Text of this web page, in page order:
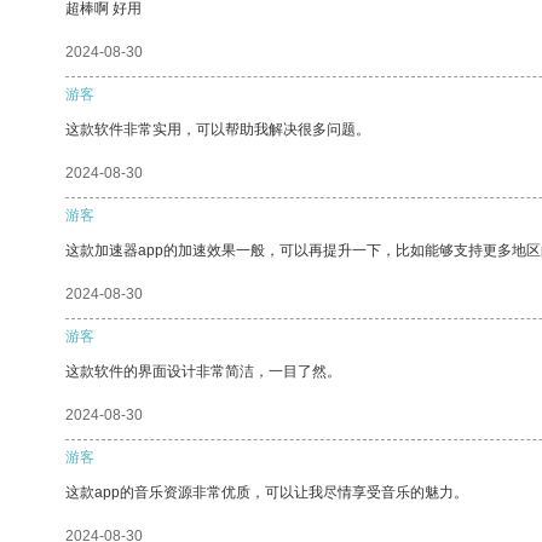
超棒啊 好用
2024-08-30
游客
这款软件非常实用，可以帮助我解决很多问题。
2024-08-30
游客
这款加速器app的加速效果一般，可以再提升一下，比如能够支持更多地区
2024-08-30
游客
这款软件的界面设计非常简洁，一目了然。
2024-08-30
游客
这款app的音乐资源非常优质，可以让我尽情享受音乐的魅力。
2024-08-30